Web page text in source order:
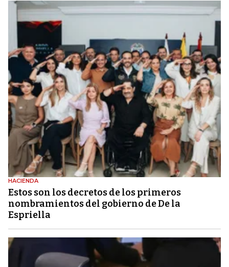
HACIENDA
Estos son los decretos de los primeros
nombramientos del gobierno de De la
Espriella